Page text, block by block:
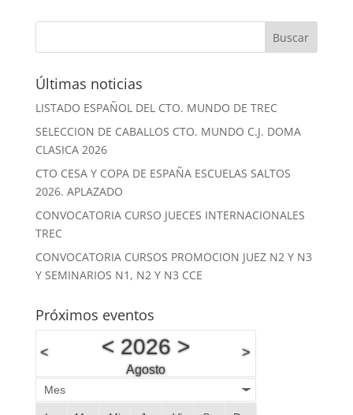
Últimas noticias
LISTADO ESPAÑOL DEL CTO. MUNDO DE TREC
SELECCION DE CABALLOS CTO. MUNDO C.J. DOMA
CLASICA 2026
CTO CESA Y COPA DE ESPAÑA ESCUELAS SALTOS
2026. APLAZADO
CONVOCATORIA CURSO JUECES INTERNACIONALES
TREC
CONVOCATORIA CURSOS PROMOCION JUEZ N2 Y N3
Y SEMINARIOS N1, N2 Y N3 CCE
Próximos eventos
< < 2026>
Agosto
>
Mes